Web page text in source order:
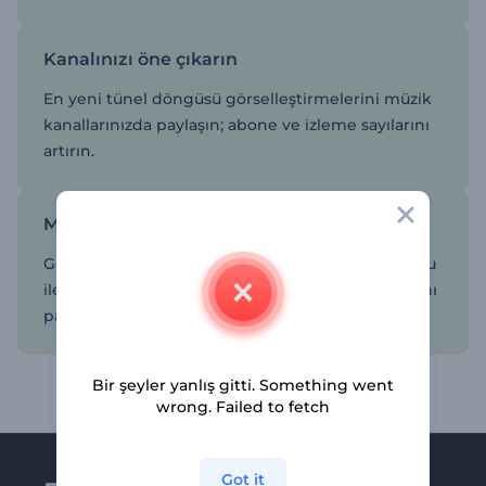
Kanalınızı öne çıkarın
En yeni tünel döngüsü görselleştirmelerini müzik
kanallarınızda paylaşın; abone ve izleme sayılarını
artırın.
Müziğiniz viral olsun
Görsel bakımdan eğlenceli yeni bir müzik videosu
ile fanlarınızı heyecanlandırın ve indirme sayılarını
patlatın.
Bir şeyler yanlış gitti. Something went
wrong. Failed to fetch
Got it